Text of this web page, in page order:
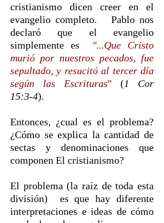
cristianismo dicen creer en el
evangelio completo. Pablo nos
declaró que el evangelio
simplemente es "...Que Cristo
murió por nuestros pecados, fue
sepultado, y resucitó al tercer día
según las Escrituras" (1 Cor
15:3-4).
Entonces, ¿cual es el problema?
¿Cómo se explica la cantidad de
sectas y denominaciones que
componen El cristianismo?
El problema (la raíz de toda esta
división) es que hay diferente
interpretaciones e ideas de cómo